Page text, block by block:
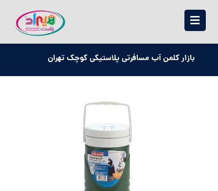
بازار کلمن آب مسافرتی پلاستیکی کوچک تهران